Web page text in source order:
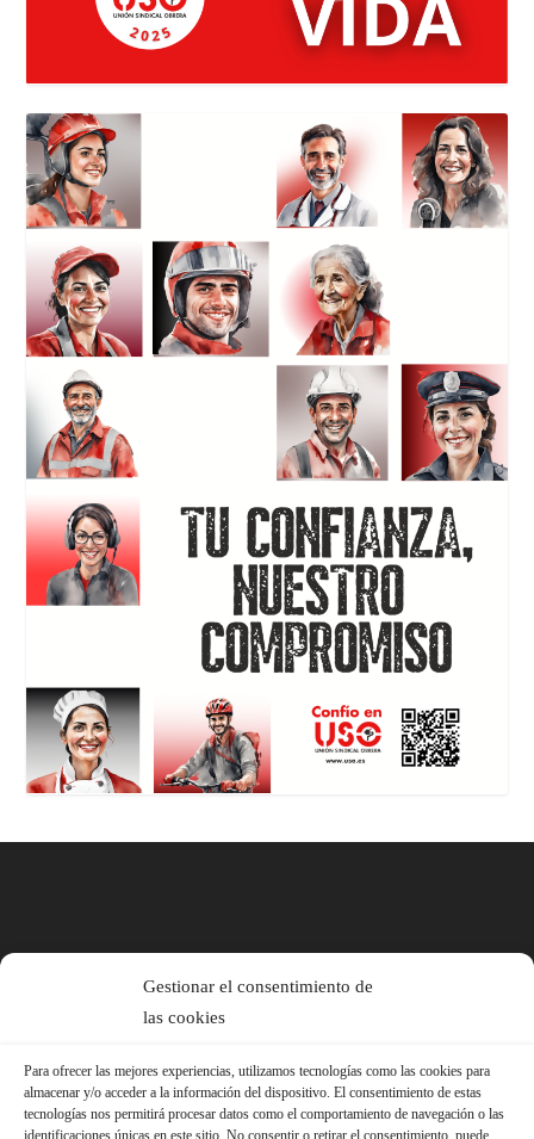
Gestionar el consentimiento de
las cookies
Para ofrecer las mejores experiencias, utilizamos tecnologías como las cookies para
almacenar y/o acceder a la información del dispositivo. El consentimiento de estas
tecnologías nos permitirá procesar datos como el comportamiento de navegación o las
identificaciones únicas en este sitio. No consentir o retirar el consentimiento, puede